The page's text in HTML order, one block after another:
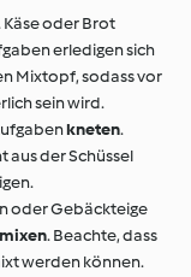
Käse oder Brot
erledigen sich
Mixtopf, sodass vor
sein wird.
kneten.
aus der Schüssel
oder Gebäckteige
mixen. Beachte, dass
werden können.